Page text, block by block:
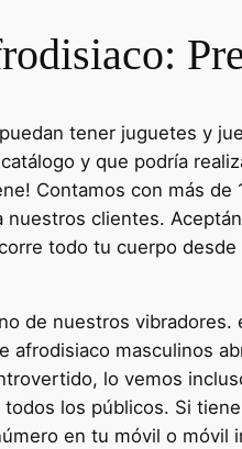
tener juguetes y
y que podría
Contamos con más
clientes.
todo tu cuerpo
de nuestros
masculinos
lo vemos
los públicos. Si
en tu móvil o móvil